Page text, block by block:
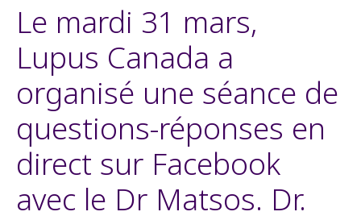
Le mardi 31 mars,
Lupus Canada a
organisé une séance de
questions-réponses en
direct sur Facebook
avec le Dr Matsos. Dr.